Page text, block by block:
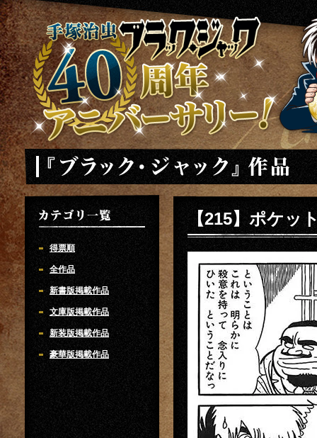
手塚治虫 ブラックジャック 40周年アニバーサリー
「ブラック・ジャック」
得票順
全作品
新書版掲載作品
文庫版掲載作品
新装版掲載作品
豪華版掲載作品
【215】ポケッ